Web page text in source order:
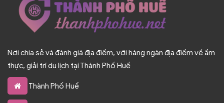
Nơi chia sẻ và đánh giá địa điểm, với hàng ngàn địa điểm về ẩm
thực, giải trí du lịch tại Thành Phố Huế
Thành Phố Huế